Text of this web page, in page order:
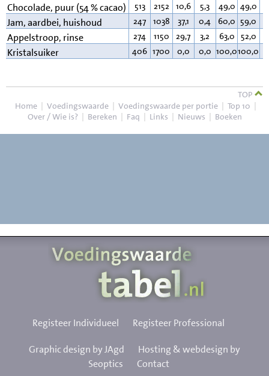
Chocolade, puur (54 % cacao) 513 2152 10,6 5,3 49,0 49,0
Jam, aardbei, huishoud 247 1038 37,1 0,4 60,0 59,0
Appelstroop, rinse 274 1150 29,7 3,2 63,0 52,0
Kristalsuiker 406 1700 0,0 0,0 100,0100,0
TOP
Home | Voedingswaarde | Voedingswaarde per portie | Top 10 |
Over / Wie is? | Bereken | Faq | Links | Nieuws | Boeken
Registeer Individueel Registeer Professional
Graphic design by JAgd
Hosting & webdesign by
Seoptics
Contact